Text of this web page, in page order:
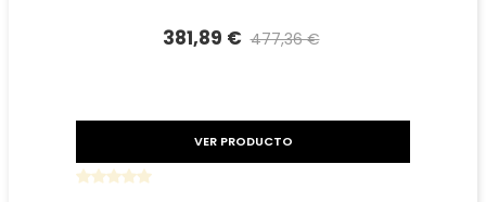
381,89 € 477,36 €
VER PRODUCTO